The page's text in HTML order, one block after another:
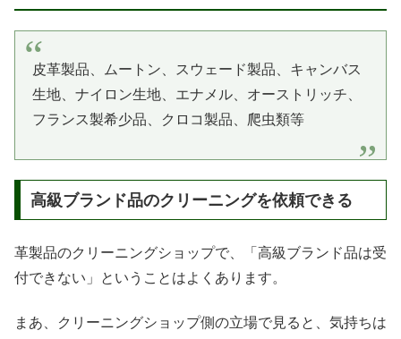
皮革製品、ムートン、スウェード製品、キャンバス
生地、ナイロン生地、エナメル、オーストリッチ、
フランス製希少品、クロコ製品、爬虫類等
高級ブランド品のクリーニングを依頼できる
革製品のクリーニングショップで、「高級ブランド品は受
付できない」ということはよくあります。
まあ、クリーニングショップ側の立場で見ると、気持ちは